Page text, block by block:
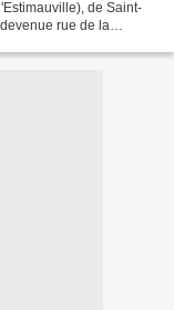
de Saint-
rue de la